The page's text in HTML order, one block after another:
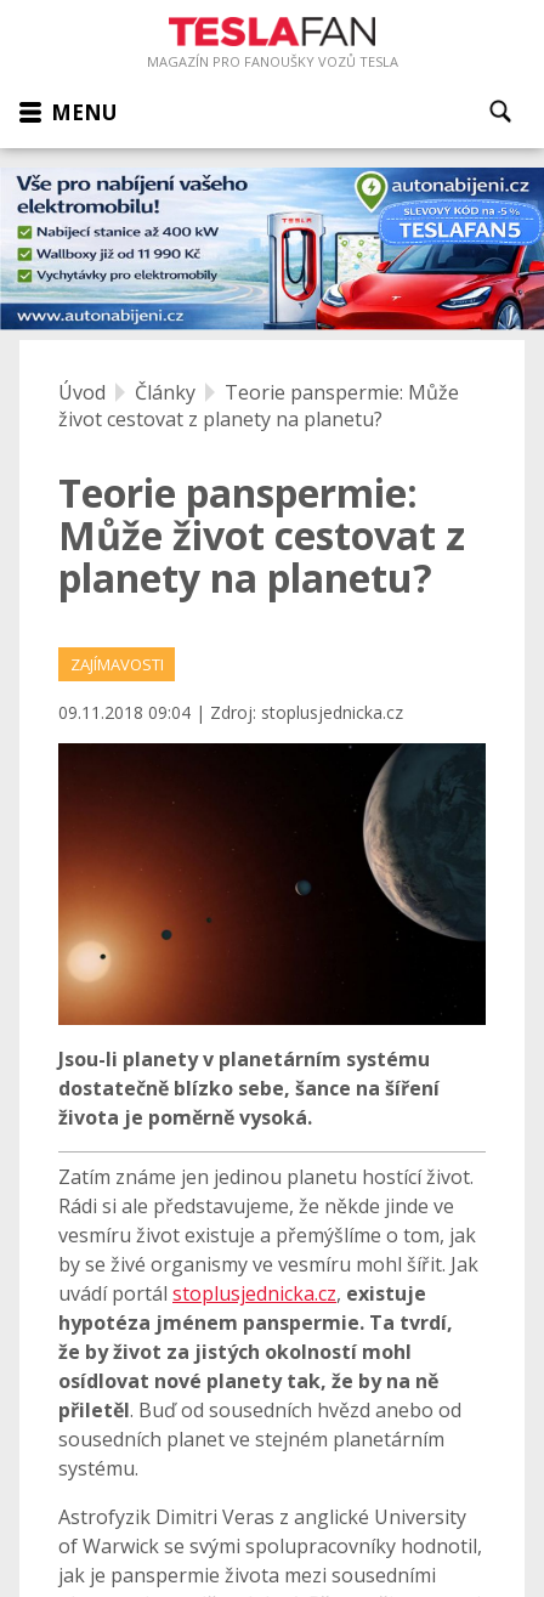
MAGAZÍN PRO FANOUŠKY VOZŮ TESLA
MENU
Úvod Články
Teorie panspermie: Může
život cestovat z planety na planetu?
Teorie panspermie:
Může život cestovat z
planety na planetu?
ZAJÍMAVOSTI
09.11.2018 09:04 | Zdroj: stoplusjednicka.cz
Jsou-li planety v planetárním systému
dostatečně blízko sebe, šance na šíření
života je poměrně vysoká.
Zatím známe jen jedinou planetu hostící život.
Rádi si ale představujeme, že někde jinde ve
vesmíru život existuje a přemýšlíme o tom, jak
by se živé organismy ve vesmíru mohl šířit. Jak
uvádí portál stoplusjednicka.cz, existuje
hypotéza jménem panspermie. Ta tvrdí,
že by život za jistých okolností mohl
osídlovat nové planety tak, že by na ně
přiletěl. Buď od sousedních hvězd anebo od
sousedních planet ve stejném planetárním
systému.
Astrofyzik Dimitri Veras z anglické University
of Warwick se svými spolupracovníky hodnotil,
jak je panspermie života mezi sousedními